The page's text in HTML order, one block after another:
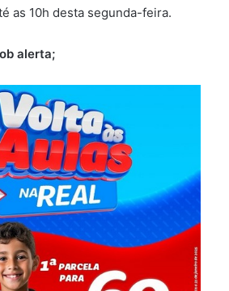
as 10h desta segunda-feira.
alerta;